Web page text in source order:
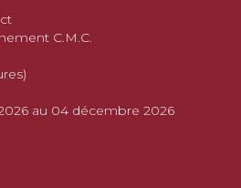
C.M.C.
au 04 décembre 2026